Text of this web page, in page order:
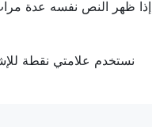
ظهر النص نفسه عدة